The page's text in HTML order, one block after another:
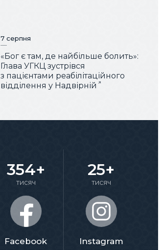
7 серпня
«Бог є там, де найбільше болить»:
Глава УГКЦ зустрівся
з пацієнтами реабілітаційного
відділення у Надвірній
354+
тисяч
Facebook
25+
тисяч
Instagram